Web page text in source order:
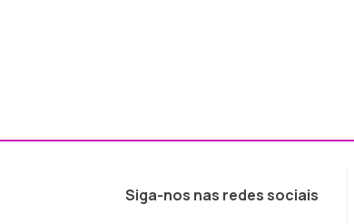
Siga-nos nas redes sociais